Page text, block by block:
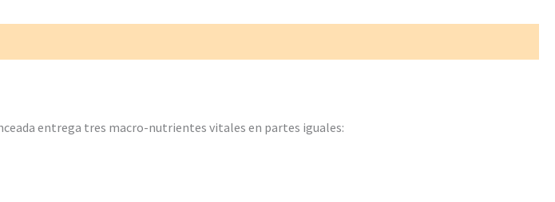
entrega tres macro-nutrientes vitales en partes iguales: